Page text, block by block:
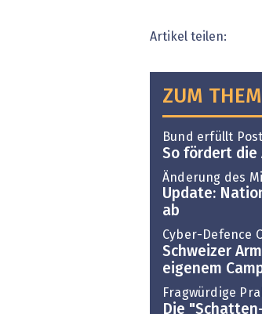
Artikel teilen:
ZUM
Bund erfüllt
So fördert die
Änderung des
Update:
ab
Cyber-Defence
Schweizer
eigenem
Fragwürdige
Die